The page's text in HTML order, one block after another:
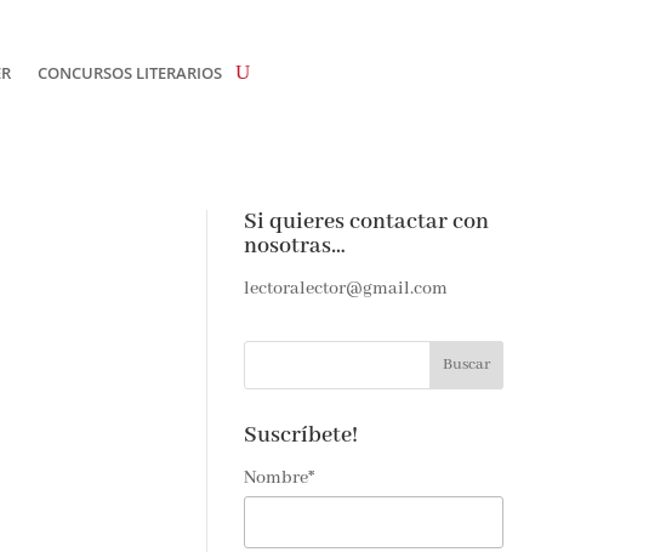
CONCURSOS LITERARIOS
Si quieres contactar con
nosotras…
lectoralector@gmail.com
Suscríbete!
Nombre*